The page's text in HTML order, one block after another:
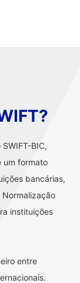
BIC,
um formato
bancárias,
instituições
entre